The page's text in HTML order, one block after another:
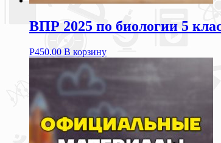
ВПР 2025 по биологии 5
Р450.00 В корзину